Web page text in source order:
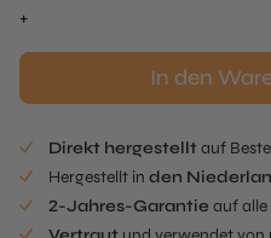
Pie
+
In den
Direkt hergestelltauf
Hergestellt in den
2-Jahres-Garantie auf